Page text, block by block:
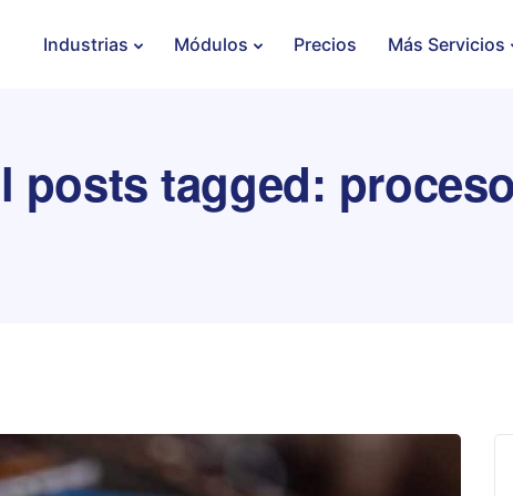
Industrias Módulos Precios Más Servicios
posts tagged: